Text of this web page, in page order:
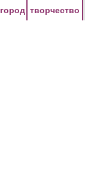
город творчество